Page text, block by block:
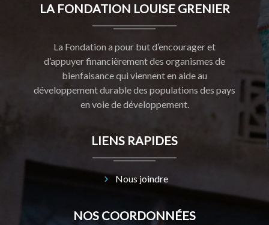
LA FONDATION LOUISE GRENIER
La Fondation a pour but d’encourager et
d’appuyer financièrement des organismes de
bienfaisance qui viennent en aide au
développement durable des populations des pays
en voie de développement.
LIENS RAPIDES
Nous joindre
NOS COORDONNÉES